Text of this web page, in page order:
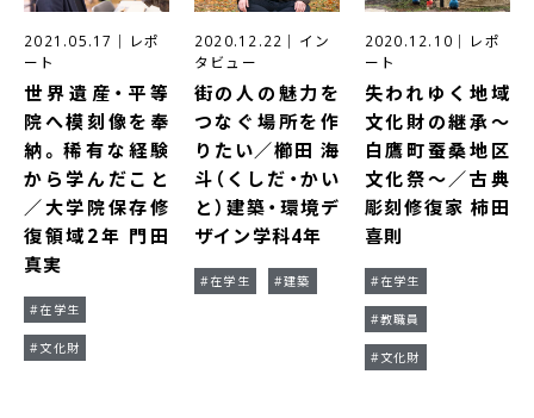
2021.05.17 ｜ レポ
ート
世界遺産・平等
院へ模刻像を奉
納。稀有な経験
から学んだこと
／大学院保存修
復領域2年 門田
真実
#在学生
#文化財
2020.12.22 ｜ イン
タビュー
街の人の魅力を
つなぐ場所を作
りたい／櫛田 海
斗（くしだ・かい
と）建築・環境デ
ザイン学科4年
#在学生 #建築
2020.12.10 ｜ レポ
ート
失われゆく地域
文化財の継承～
白鷹町蚕桑地区
文化祭～／古典
彫刻修復家 柿田
喜則
#在学生
#教職員
#文化財